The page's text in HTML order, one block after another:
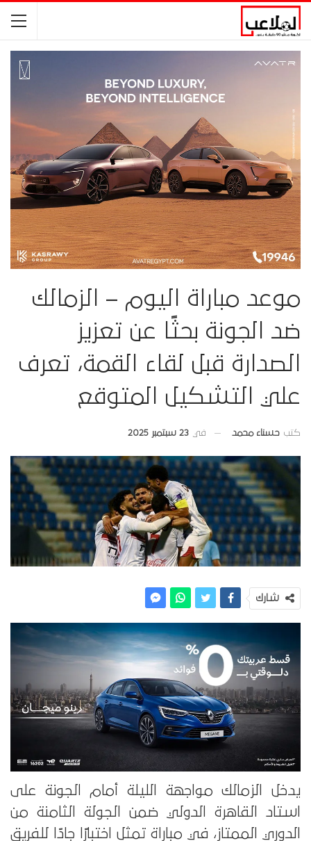
موعد مباراة اليوم – الزمالك
ضد الجونة بحثًا عن تعزيز
الصدارة قبل لقاء القمة، تعرف
علي التشكيل المتوقع
كتب حسناء محمد في 23 سبتمبر 2025
شارك
يدخل الزمالك مواجهة الليلة أمام الجونة على
استاد القاهرة الدولي ضمن الجولة الثامنة من
الدوري الممتاز، في مباراة تمثل اختبارًا جادًا للفريق